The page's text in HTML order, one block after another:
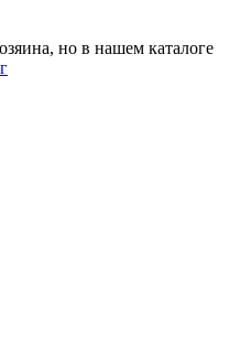
но в нашем каталоге